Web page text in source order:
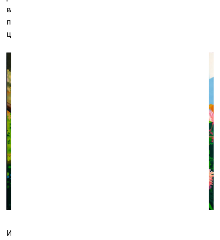
выстраиваться сложные костюмированные
постановки. Но можно ли заставить позировать
цветок?
Из серии «Весёлые друзья». Фото: Галина